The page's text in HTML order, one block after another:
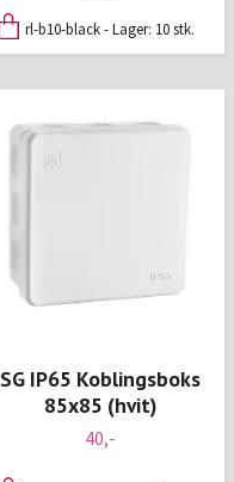
rl-b10-black - Lager: 10 stk.
SG IP65 Koblingsboks
85x85 (hvit)
40,-